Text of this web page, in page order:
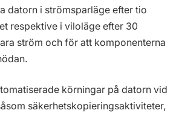
datorn i strömsparläge efter tio
respektive i viloläge efter 30
ström och för att komponenterna
körningar på datorn vid
säkerhetskopieringsaktiviteter,